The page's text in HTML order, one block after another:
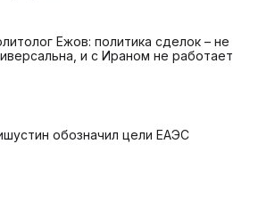
Ежов: политика сделок – не
и с Ираном не работает
обозначил цели ЕАЭС